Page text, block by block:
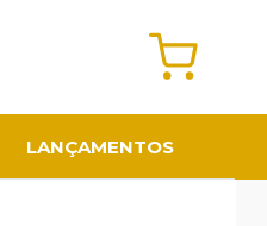
LANÇAMENTOS